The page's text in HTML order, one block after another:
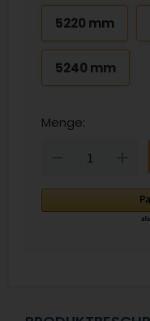
5220 mm
5240 mm
Menge:
Down